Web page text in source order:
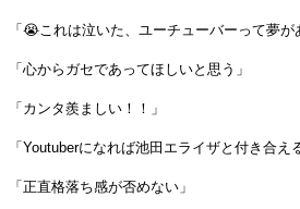
「😭これは泣いた、ユーチューバーって夢が
「心からガセであってほしいと思う」
「カンタ羨ましい！！」
「Youtuberになれば池田エライザと付き合
「正直格落ち感が否めない」